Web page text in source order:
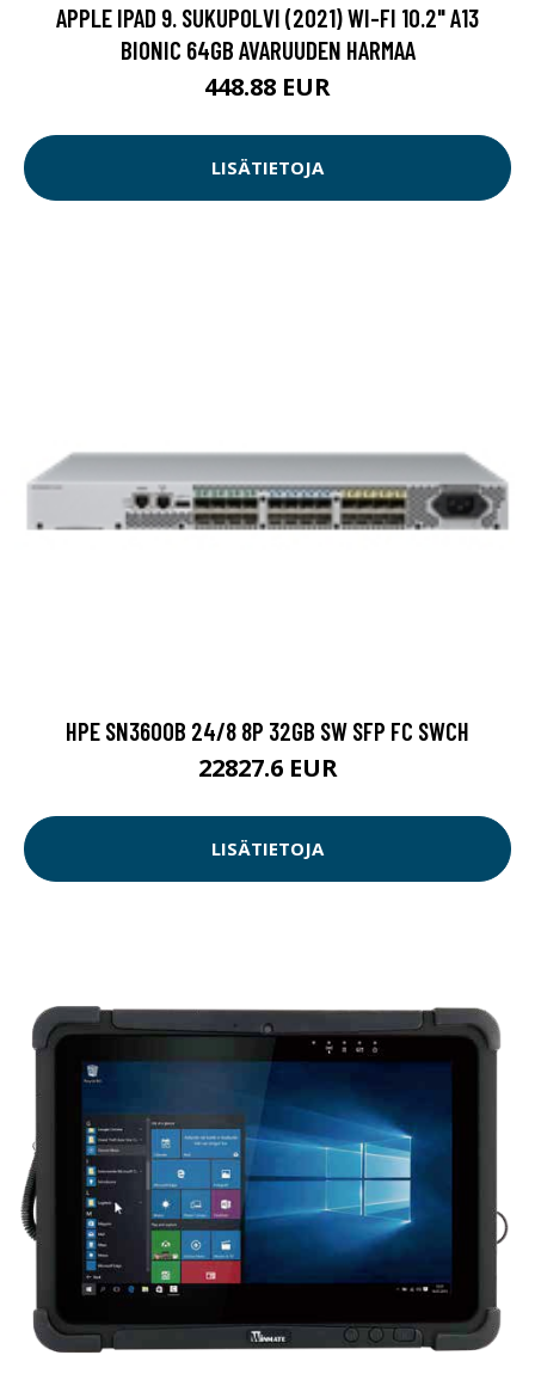
APPLE IPAD 9. SUKUPOLVI (2021) WI-FI 10.2" A13
BIONIC 64GB AVARUUDEN HARMAA
448.88 EUR
LISÄTIETOJA
HPE SN3600B 24/8 8P 32GB SW SFP FC SWCH
22827.6 EUR
LISÄTIETOJA